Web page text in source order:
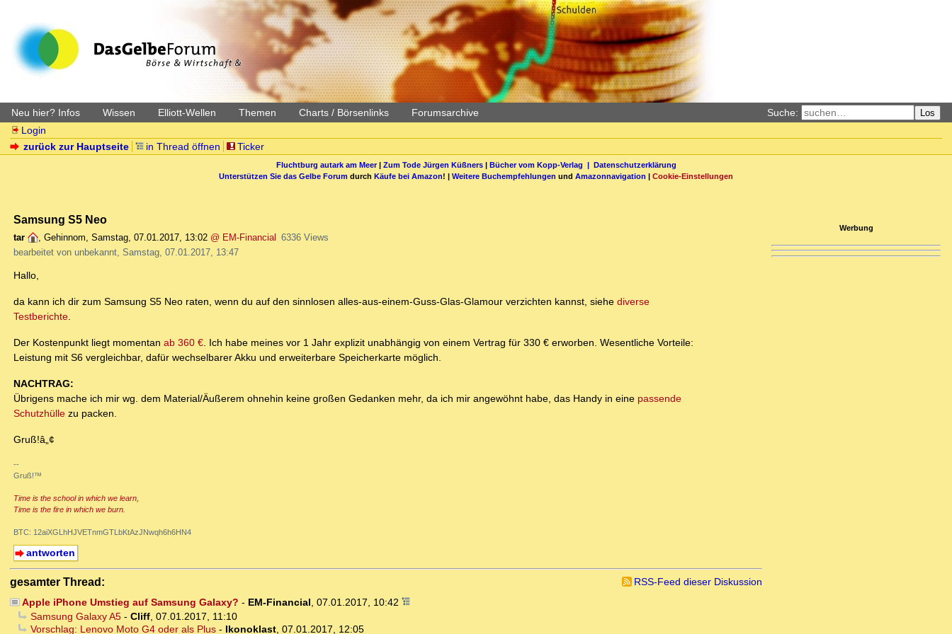
Neu hier? Infos Wissen Elliott-Wellen Themen Charts / Börsenlinks Forumsarchive Suche: Los
Login
zurück zur Hauptseite
in Thread öffnen Ticker
Fluchtburg autark am Meer| Zum Tode Jürgen Küßners| Bücher vom Kopp-Verlag | Datenschutzerklärung
Unterstützen Sie das Gelbe Forum durch Käufe bei Amazon! | Weitere Buchempfehlungen und Amazonnavigation | Cookie-Einstellungen
Samsung S5 Neo
tar , Gehinnom, Samstag, 07.01.2017, 13:02 @ EM-Financial 6336 Views
bearbeitet von unbekannt, Samstag, 07.01.2017, 13:47
Hallo,
da kann ich dir zum Samsung S5 Neo raten, wenn du auf den sinnlosen alles-aus-einem-Guss-Glas-Glamour verzichten kannst, siehe diverse
Testberichte.
Der Kostenpunkt liegt momentan ab 360 €. Ich habe meines vor 1 Jahr explizit unabhängig von einem Vertrag für 330 € erworben. Wesentliche Vorteile:
Leistung mit S6 vergleichbar, dafür wechselbarer Akku und erweiterbare Speicherkarte möglich.
NACHTRAG:
Übrigens mache ich mir wg. dem Material/Äußerem ohnehin keine großen Gedanken mehr, da ich mir angewöhnt habe, das Handy in eine passende
Schutzhülle zu packen.
Gruß!â„¢
--
Gruß!™
Time is the school in which we learn,
Time is the fire in which we burn.
BTC: 12aiXGLhHJVETnmGTLbKtAzJNwqh6h6HN4
antworten
gesamter Thread:
RSS-Feed dieser Diskussion
Apple iPhone Umstieg auf Samsung Galaxy? - EM-Financial, 07.01.2017, 10:42
Samsung Galaxy A5- Cliff, 07.01.2017, 11:10
Vorschlag: Lenovo Moto G4 oder als Plus- Ikonoklast, 07.01.2017, 12:05
Werbung